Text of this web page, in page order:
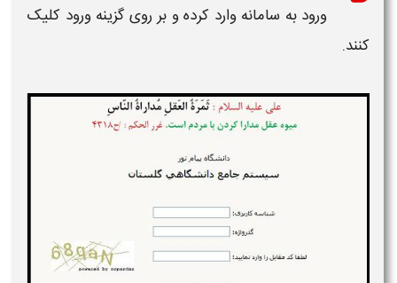
ورود به سامانه وارد کرده و بر روی گزینه ورود کلیک
کنند.